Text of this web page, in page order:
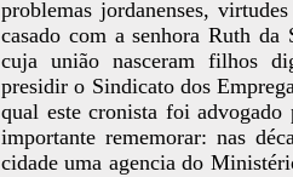
problemas jordanenses,
casado com a senhora Ruth
cuja união nasceram filhos
presidir o Sindicato dos
qual este cronista foi advogado
importante rememorar: nas
cidade uma agencia do